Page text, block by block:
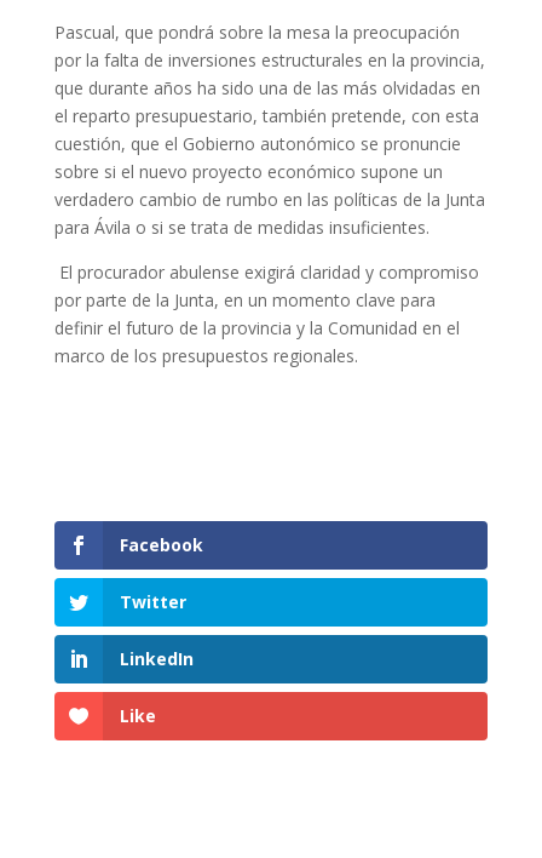
Pascual, que pondrá sobre la mesa la preocupación
por la falta de inversiones estructurales en la provincia,
que durante años ha sido una de las más olvidadas en
el reparto presupuestario, también pretende, con esta
cuestión, que el Gobierno autonómico se pronuncie
sobre si el nuevo proyecto económico supone un
verdadero cambio de rumbo en las políticas de la Junta
para Ávila o si se trata de medidas insuficientes.
El procurador abulense exigirá claridad y compromiso
por parte de la Junta, en un momento clave para
definir el futuro de la provincia y la Comunidad en el
marco de los presupuestos regionales.
Facebook
Twitter
LinkedIn
Like